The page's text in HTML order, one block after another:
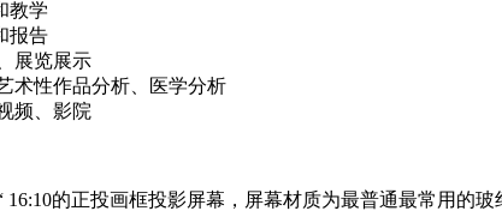
教学
报告
展览展示
性作品分析、医学分析
频、影院
16:10的正投画框投影屏幕，屏幕材质为最普通最常用的